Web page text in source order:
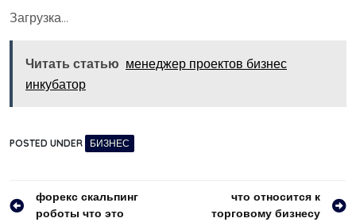
Загрузка…
Читать статью менеджер проектов бизнес
инкубатор
POSTED UNDER БИЗНЕС
Навигация
форекс скальпинг
роботы что это
что относится к
торговому бизнесу